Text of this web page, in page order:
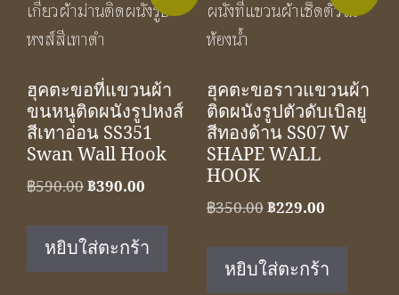
ฮุคตะขอที่แขวนผ้า
ขนหนูติดผนังรูปหงส์
สีเทาอ่อน SS351
Swan Wall Hook
฿590.00Original
was:
฿590.00.
฿390.00
฿390.00.
หยิบใส่ตะกร้า
ฮุคตะขอราวแขวนผ้า
ติดผนังรูปตัวดับเบิลยู
สีทองด้าน SS07 W
SHAPE WALL
HOOK
฿350.00Original
was:
฿350.00.
฿229.00Current
฿229.00.
หยิบใส่ตะกร้า